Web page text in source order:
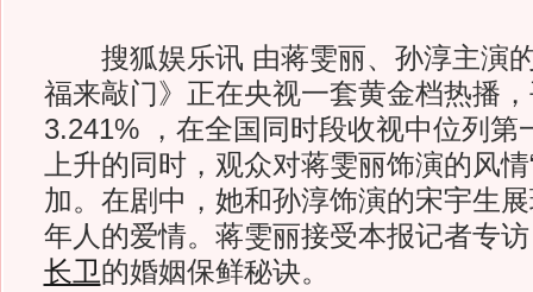
搜狐娱乐讯 由蒋雯丽、孙淳主演
福来敲门》正在央视一套黄金档热播
3.241% ，在全国同时段收视中位列第
上升的同时，观众对蒋雯丽饰演的风
加。在剧中，她和孙淳饰演的宋宇生展
年人的爱情。蒋雯丽接受本报记者专
长卫的婚姻保鲜秘诀。